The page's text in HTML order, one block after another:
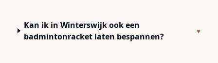
Kan ik in Winterswijk ook een
badmintonracket laten bespannen?
▾